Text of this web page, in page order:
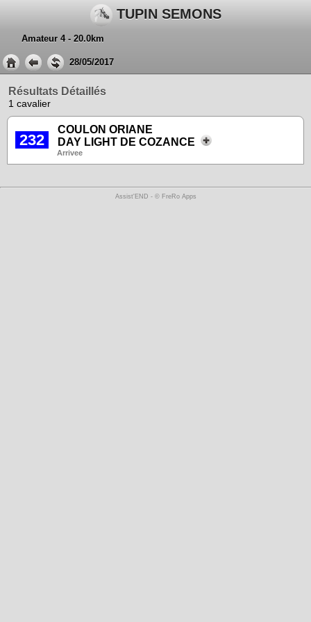
TUPIN SEMONS
Amateur 4 - 20.0km
28/05/2017
Résultats Détaillés
1 cavalier
232
COULON ORIANE
DAY LIGHT DE COZANCE
Arrivee
Assist'END - © FreRo Apps